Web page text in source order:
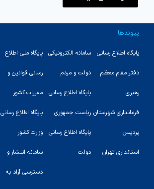
پیوندها
پایگاه اطلاع رسانی
دفتر مقام معظم
رهبری
فرمانداری شهرستان
پردیس
استانداری تهران
سامانه الکترونیکی
دولت و مردم
پایگاه اطلاع رسانی
ریاست جمهوری
پایگاه اطلاع رسانی
دولت
پایگاه ملی اطلاع
رسانی قوانین و
مقررات کشور
پایگاه اطلاع رسانی
وزارت کشور
سامانه انتشار و
دسترسی آزاد به